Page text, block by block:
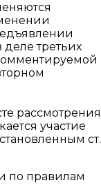
третьих
рассмотрения
участие
ст.
по правилам